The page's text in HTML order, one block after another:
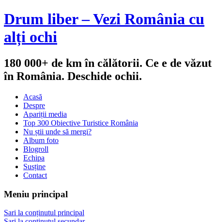
Drum liber – Vezi România cu
alți ochi
180 000+ de km în călătorii. Ce e de văzut
în România. Deschide ochii.
Acasă
Despre
Apariții media
Top 300 Obiective Turistice România
Nu știi unde să mergi?
Album foto
Blogroll
Echipa
Susține
Contact
Meniu principal
Sari la conținutul principal